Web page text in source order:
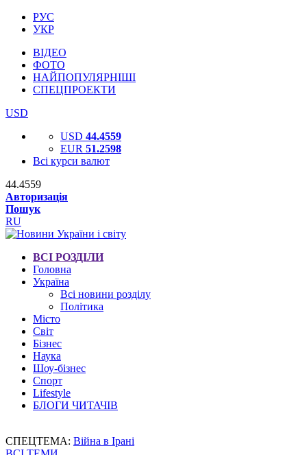
РУС
УКР
ВІДЕО
ФОТО
НАЙПОПУЛЯРНІШІ
СПЕЦПРОЕКТИ
USD
USD 44.4559
EUR 51.2598
Всі курси валют
44.4559
Авторизація
Пошук
RU
ВСІ РОЗДІЛИ
Головна
Україна
Всі новини розділу
Політика
Місто
Світ
Бізнес
Наука
Шоу-бізнес
Спорт
Lifestyle
БЛОГИ ЧИТАЧІВ
СПЕЦТЕМА: Війна в Ірані